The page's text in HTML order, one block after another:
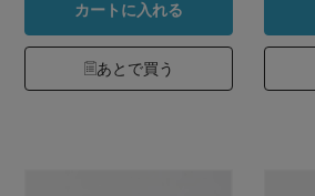
カートに入れる
あとで買う